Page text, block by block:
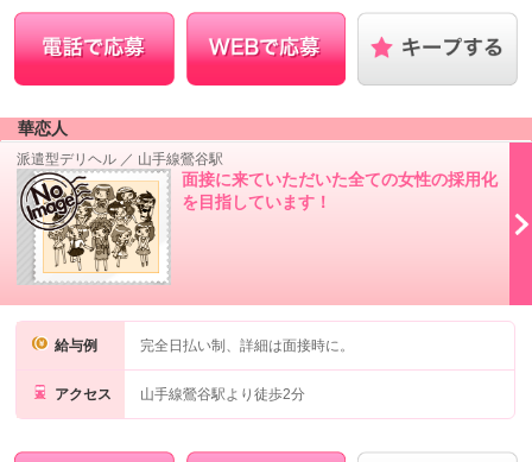
華恋人
派遣型デリヘル ／ 山手線鶯谷駅
面接に来ていただいた全ての女性の採用化
を目指しています！
給与例 完全日払い制、詳細は面接時に。
アクセス 山手線鶯谷駅より徒歩2分